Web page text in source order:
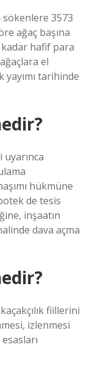
sökenlere 3573
ağaç başına
hafif para
el
tarihinde
uyarınca
hükmüne
de tesis
inşaatın
dava açma
fiillerini
izlenmesi